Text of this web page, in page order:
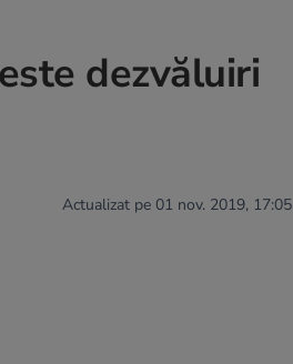
dezvăluiri
Actualizat pe 01 nov. 2019, 17:05